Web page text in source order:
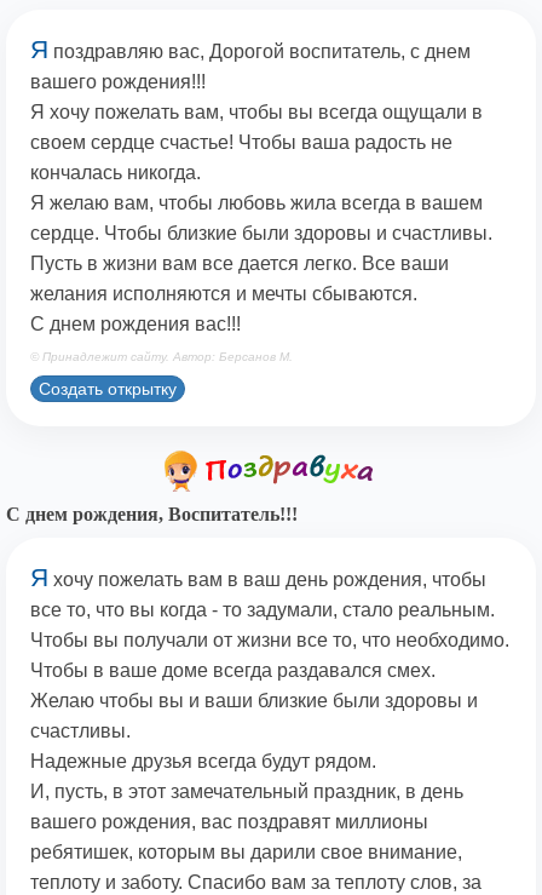
Я поздравляю вас, Дорогой воспитатель, с днем
вашего рождения!!!
Я хочу пожелать вам, чтобы вы всегда ощущали в
своем сердце счастье! Чтобы ваша радость не
кончалась никогда.
Я желаю вам, чтобы любовь жила всегда в вашем
сердце. Чтобы близкие были здоровы и счастливы.
Пусть в жизни вам все дается легко. Все ваши
желания исполняются и мечты сбываются.
С днем рождения вас!!!
© Принадлежит сайту. Автор: Берсанов М.
Создать открытку
С днем рождения, Воспитатель!!!
Я хочу пожелать вам в ваш день рождения, чтобы
все то, что вы когда - то задумали, стало реальным.
Чтобы вы получали от жизни все то, что необходимо.
Чтобы в ваше доме всегда раздавался смех.
Желаю чтобы вы и ваши близкие были здоровы и
счастливы.
Надежные друзья всегда будут рядом.
И, пусть, в этот замечательный праздник, в день
вашего рождения, вас поздравят миллионы
ребятишек, которым вы дарили свое внимание,
теплоту и заботу. Спасибо вам за теплоту слов, за